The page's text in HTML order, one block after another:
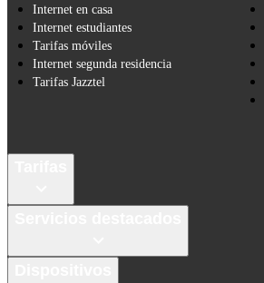
Internet en casa
Internet estudiantes
Tarifas móviles
Internet segunda residencia
Tarifas Jazztel